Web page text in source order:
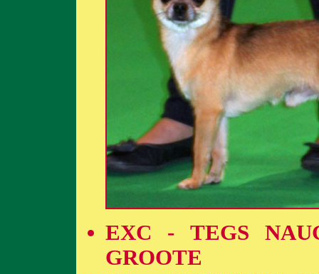
EXC - TEGS
GROOTE